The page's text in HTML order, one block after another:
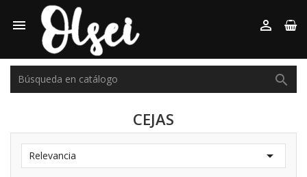
 

CEJAS
Relevancia 